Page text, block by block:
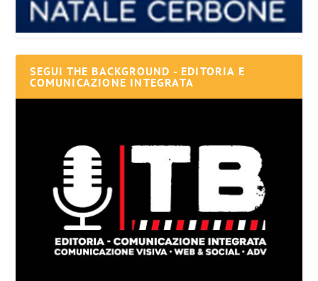
SEGUI THE BACKGROUND - EDITORIA E
COMUNICAZIONE INTEGRATA